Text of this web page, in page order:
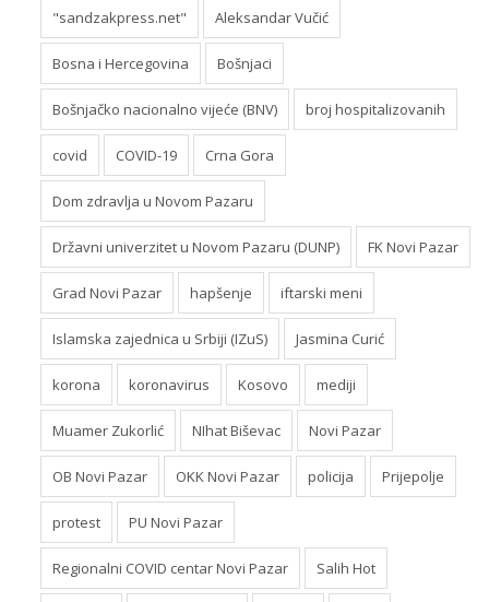
"sandzakpress.net" Aleksandar Vučić
Bosna i Hercegovina Bošnjaci
Bošnjačko nacionalno vijeće (BNV) broj hospitalizovanih
covid COVID-19 Crna Gora
Dom zdravlja u Novom Pazaru
Državni univerzitet u Novom Pazaru (DUNP) FK Novi Pazar
Grad Novi Pazar hapšenje iftarski meni
Islamska zajednica u Srbiji (IZuS) Jasmina Curić
korona koronavirus Kosovo mediji
Muamer Zukorlić NIhat Biševac Novi Pazar
OB Novi Pazar OKK Novi Pazar policija Prijepolje
protest PU Novi Pazar
Regionalni COVID centar Novi Pazar Salih Hot